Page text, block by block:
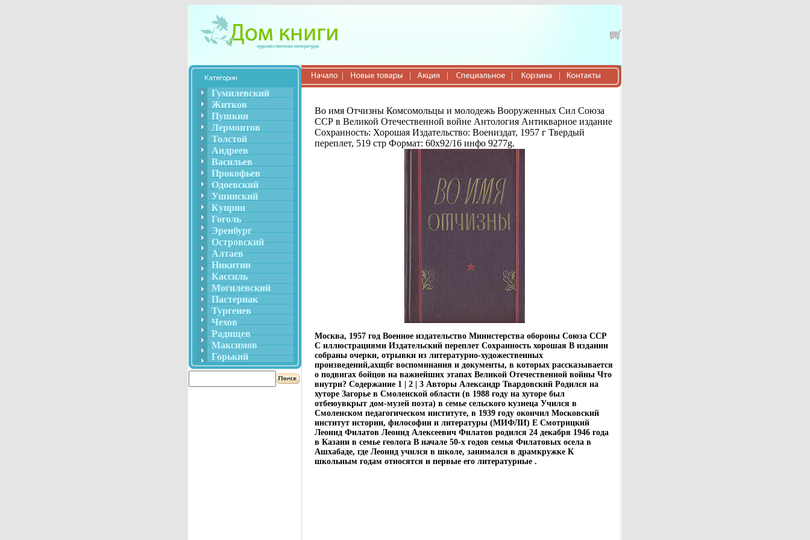
Гумилевский
Житков
Пушкин
Лермонтов
Толстой
Андреев
Васильев
Прокофьев
Одоевский
Ушинский
Куприн
Гоголь
Эренбург
Островский
Алтаев
Никитин
Кассиль
Могилевский
Пастернак
Тургенев
Чехов
Радищев
Максимов
Горький
Во имя Отчизны Комсомольцы и молодежь Вооруженных Сил Союза
ССР в Великой Отечественной войне Антология Антикварное издание
Сохранность: Хорошая Издательство: Воениздат, 1957 г Твердый
переплет, 519 стр Формат: 60x92/16 инфо 9277g.
Москва, 1957 год Военное издательство Министерства обороны Союза ССР
С иллюстрациями Издательский переплет Сохранность хорошая В издании
собраны очерки, отрывки из литературно-художественных
произведений,ахщбг воспоминания и документы, в которых рассказывается
о подвигах бойцов на важнейших этапах Великой Отечественной войны Что
внутри? Содержание 1 | 2 | 3 Авторы Александр Твардовский Родился на
хуторе Загорье в Смоленской области (в 1988 году на хуторе был
отбеюувкрыт дом-музей поэта) в семье сельского кузнеца Учился в
Смоленском педагогическом институте, в 1939 году окончил Московский
институт истории, философии и литературы (МИФЛИ) Е Смотрицкий
Леонид Филатов Леонид Алексеевич Филатов родился 24 декабря 1946 года
в Казани в семье геолога В начале 50-х годов семья Филатовых осела в
Ашхабаде, где Леонид учился в школе, занимался в драмкружке К
школьным годам относятся и первые его литературные .